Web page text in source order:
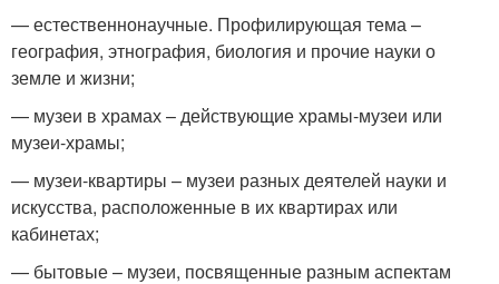
— естественнонаучные. Профилирующая тема –
география, этнография, биология и прочие науки о
земле и жизни;
— музеи в храмах – действующие храмы-музеи или
музеи-храмы;
— музеи-квартиры – музеи разных деятелей науки и
искусства, расположенные в их квартирах или
кабинетах;
— бытовые – музеи, посвященные разным аспектам